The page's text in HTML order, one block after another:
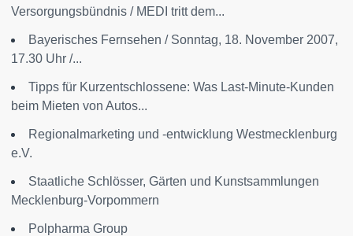
Versorgungsbündnis / MEDI tritt dem...
Bayerisches Fernsehen / Sonntag, 18. November 2007,
17.30 Uhr /...
Tipps für Kurzentschlossene: Was Last-Minute-Kunden
beim Mieten von Autos...
Regionalmarketing und -entwicklung Westmecklenburg
e.V.
Staatliche Schlösser, Gärten und Kunstsammlungen
Mecklenburg-Vorpommern
Polpharma Group